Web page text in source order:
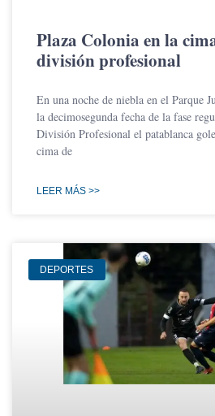
Plaza Colonia en la
división profesional
En una noche de niebla en el Parque
la decimosegunda fecha de la fase
División Profesional el patablanca
cima de
LEER MÁS >>
DEPORTES